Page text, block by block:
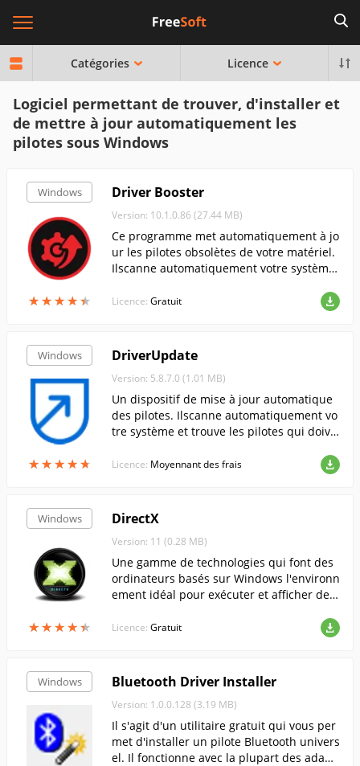
Catégories Licence
Logiciel permettant de trouver, d'installer et
de mettre à jour automatiquement les
pilotes sous Windows
Windows
★★★★★
★★★★★
Driver Booster
Version: 10.1.0.86 (27.44 MB)
Ce programme met automatiquement à jo
ur les pilotes obsolètes de votre matériel.
Ilscanne automatiquement votre système,
Licence: Gratuit
Windows
★★★★★
★★★★★
DriverUpdate
Version: 5.8.7.0 (1.01 MB)
Un dispositif de mise à jour automatique
des pilotes. Ilscanne automatiquement vo
tre système et trouve les pilotes qui doive
Licence: Moyennant des frais
Windows
★★★★★
★★★★★
DirectX
Version: 11 (0.28 MB)
Une gamme de technologies qui font des
ordinateurs basés sur Windows l'environn
ement idéal pour exécuter et afficher des
ias.....
Licence: Gratuit
Windows Bluetooth Driver Installer
Version: 1.0.0.128 (3.19 MB)
Il s'agit d'un utilitaire gratuit qui vous per
met d'installer un pilote Bluetooth univers
el. Il fonctionne avec la plupart des adapt